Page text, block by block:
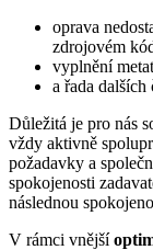
oprava
zdrojovém
vyplnění
a řada
Důležitá je pro nás
vždy aktivně
požadavky a
spokojenosti
následnou
V rámci vnější